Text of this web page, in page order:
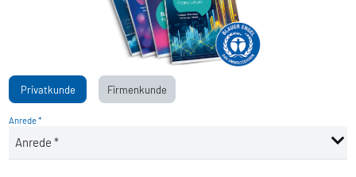
Privatkunde Firmenkunde
Anrede *